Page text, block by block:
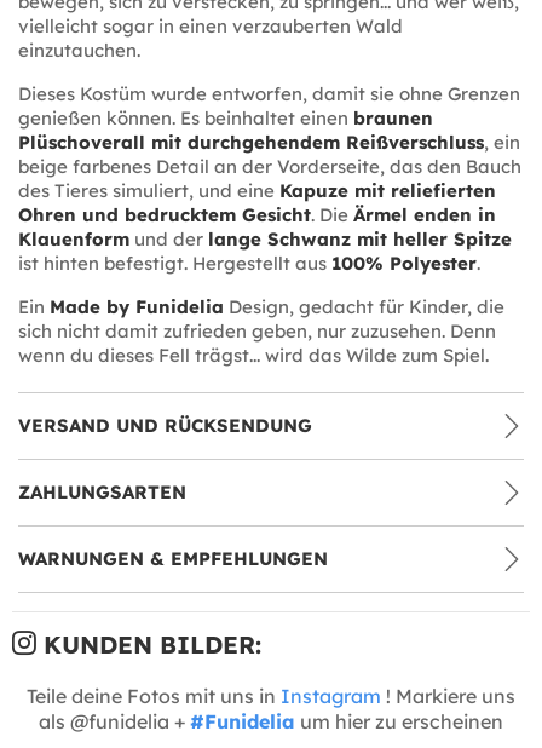
vielleicht sogar in einen verzauberten Wald
einzutauchen.
Dieses Kostüm wurde entworfen, damit sie ohne Grenzen
genießen können. Es beinhaltet einen braunen
Plüschoverall mit durchgehendem Reißverschluss, ein
beige farbenes Detail an der Vorderseite, das den Bauch
des Tieres simuliert, und eine Kapuze mit reliefierten
Ohren und bedrucktem Gesicht. Die Ärmel enden in
Klauenform und der lange Schwanz mit heller Spitze
ist hinten befestigt. Hergestellt aus 100% Polyester.
Ein Made by Funidelia Design, gedacht für Kinder, die
sich nicht damit zufrieden geben, nur zuzusehen. Denn
wenn du dieses Fell trägst... wird das Wilde zum Spiel.
VERSAND UND RÜCKSENDUNG
ZAHLUNGSARTEN
WARNUNGEN & EMPFEHLUNGEN
KUNDEN BILDER:
Teile deine Fotos mit uns in Instagram ! Markiere uns
als @funidelia + #Funidelia um hier zu erscheinen